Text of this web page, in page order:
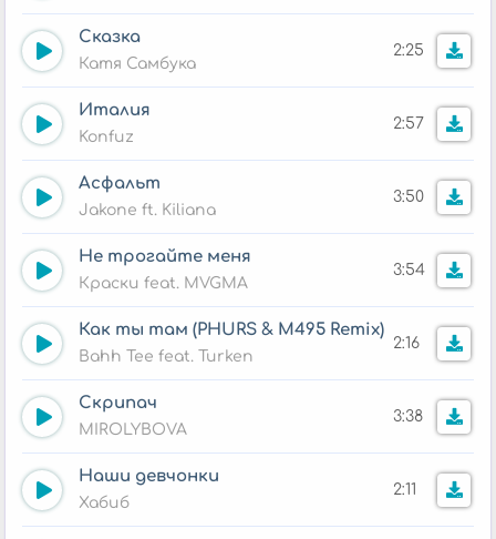
Сказка
Катя Самбука
2:25
Италия
Konfuz
2:57
Асфальт
Jakone ft. Kiliana
3:50
Не трогайте меня
Краски feat. MVGMA
3:54
Как ты там (PHURS & M495 Remix)
Bahh Tee feat. Turken
2:16
Скрипач
MIROLYBOVA
3:38
Наши девчонки
Хабиб
2:11